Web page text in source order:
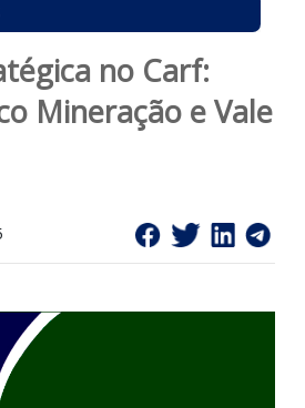
no Carf:
Mineração e